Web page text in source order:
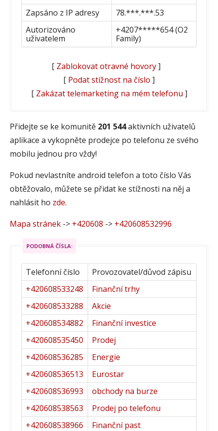
Zapsáno z IP adresy
78.***.***.53
Autorizováno
uživatelem
+4207*****654 (O2
Family)
[ Zablokovat otravné hovory]
[ Podat stížnost na číslo ]
[ Zakázat telemarketing na mém telefonu ]
Přidejte se ke komunitě 201 544aktivních uživatelů
aplikace a vykopněte prodejce po telefonu ze svého
mobilu jednou pro vždy!
Pokud nevlastníte android telefon a toto číslo Vás
obtěžovalo, můžete se přidat ke stížnosti na něj a
nahlásit ho zde.
Mapa stránek -> +420608 -> +420608532996
PODOBNÁ ČÍSLA:
Telefonní číslo
Provozovatel/důvod zápisu
+420608533248
Finanční trhy
+420608533288
Akcie
+420608534882
Finanční investice
+420608535450
Prodej
+420608536285
Energie
+420608536513
Eurostar
+420608536993
obchody na burze
+420608538563
Prodej po telefonu
+420608538966
Finanční past